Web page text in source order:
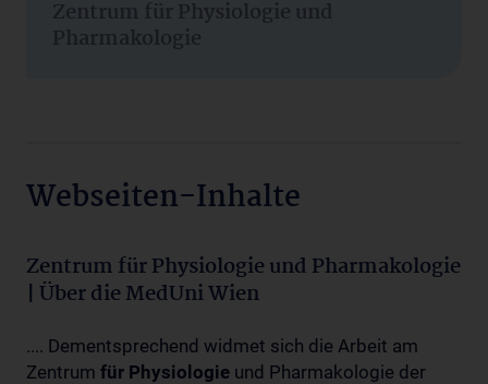
Zentrum für Physiologie und
Pharmakologie
Webseiten-Inhalte
Zentrum für Physiologie und Pharmakologie
| Über die MedUni Wien
.... Dementsprechend widmet sich die Arbeit am
Zentrum für Physiologie und Pharmakologie der